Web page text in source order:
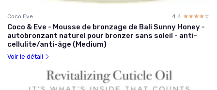
Coco Eve 4.4 ☆☆☆☆☆
★★★★★
Coco & Eve - Mousse de bronzage de Bali Sunny Honey -
autobronzant naturel pour bronzer sans soleil - anti-
cellulite/anti-âge (Medium)
Voir le détail